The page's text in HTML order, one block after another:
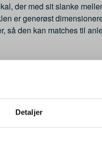
Detaljer
der med sit slanke
er generøst
så den kan matches til
Tilpas
på flere måder.